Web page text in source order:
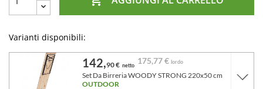
Varianti disponibili:
142,90 € netto 175,77 € lordo
Set Da Birreria WOODY STRONG 220x50 cm
OUTDOOR